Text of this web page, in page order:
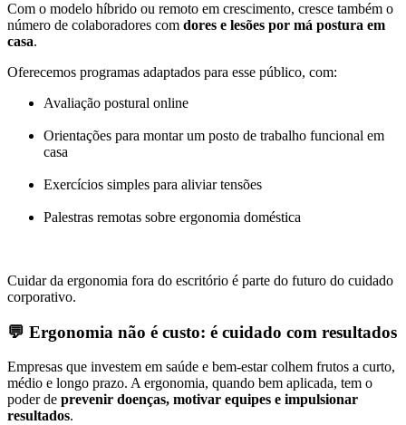
Com o modelo híbrido ou remoto em crescimento, cresce também o
número de colaboradores com dores e lesões por má postura em
casa.
Oferecemos programas adaptados para esse público, com:
Avaliação postural online
Orientações para montar um posto de trabalho funcional em
casa
Exercícios simples para aliviar tensões
Palestras remotas sobre ergonomia doméstica
Cuidar da ergonomia fora do escritório é parte do futuro do cuidado
corporativo.
💬 Ergonomia não é custo: é cuidado com resultados
Empresas que investem em saúde e bem-estar colhem frutos a curto,
médio e longo prazo. A ergonomia, quando bem aplicada, tem o
poder de prevenir doenças, motivar equipes e impulsionar
resultados.